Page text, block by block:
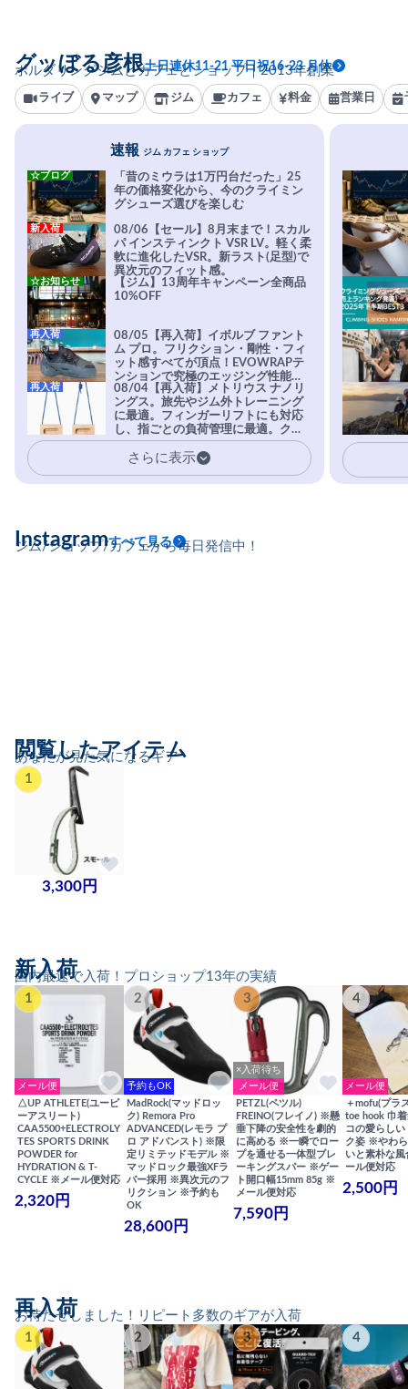
ボルダリングジムとカフェとショップ｜2013年創業
グッぼる彦根土日連休11-21 平日祝16-23 月休
ライブ マップ ジム カフェ 料金 営業日
速報 ジム カフェ ショップ
「昔のミウラは1万円台だった」25
年の価格変化から、今のクライミン
グシューズ選びを楽しむ
☆ブログ
08/06【セール】8月末まで！スカル
パ インスティンクト VSR LV。軽く柔
軟に進化したVSR。新ラスト(足型)で
異次元のフィット感。
新入荷
【ジム】13周年キャンペーン全商品
10%OFF
☆お知らせ
08/05【再入荷】イボルブ ファント
ム プロ。フリクション・剛性・フィ
ット感すべてが頂点！EVOWRAPテ
ンションで究極のエッジング性能を
実現。進化系ラバーEvo-74はTRAX
を凌駕する粘着力で極小ホールドに
安心感。
再入荷
08/04【再入荷】メトリウス ナノリ
ングス。旅先やジム外トレーニング
に最適。フィンガーリフトにも対応
し、指ごとの負荷管理に最適。クラ
イマーの指を本気で鍛えるギア。
再入荷
さらに表示
ジム/ショップ/カフェから毎日発信中！
Instagramすべて見る
あなたが見た気になるギア
閲覧したアイテム
1
3,300円
国内最速で入荷！プロショップ13年の実績
新入荷
1
メール便
△UP ATHLETE(ユーピ
ーアスリート)
CAA5500+ELECTROLY
TES SPORTS DRINK
POWDER for
HYDRATION & T-
CYCLE ※メール便対応
2,320円
2
予約もOK
MadRock(マッドロッ
ク) Remora Pro
ADVANCED(レモラ プ
ロ アドバンスト) ※限
定リミテッドモデル ※
マッドロック最強XFラ
バー採用 ※異次元のフ
リクション ※予約も
OK
28,600円
3
×入荷待ち
メール便
PETZL(ペツル)
FREINO(フレイノ) ※懸
垂下降の安全性を劇的
に高める ※一瞬でロー
プを通せる一体型ブレ
ーキングスパー ※ゲー
ト開口幅15mm 85g ※
メール便対応
7,590円
4
メール便
＋mofu(プラ
toe hook 巾
コの愛らしい
ク姿 ※やわ
いと素朴な
ール便対応
2,500円
お待たせしました！リピート多数のギアが入荷
再入荷
1 2 3 4